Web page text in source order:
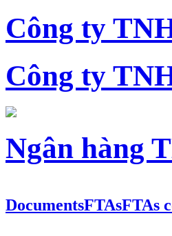
Công ty
Công ty
Ngân hàng
DocumentsFTAsFTAs